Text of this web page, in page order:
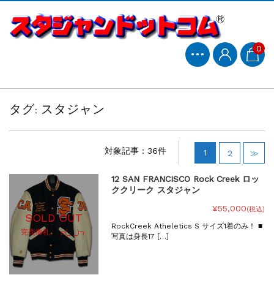
0
タグ:スタジャン
1 2 ≫
対象記事：36件
SOLD OUT
完売御礼 ┏(_ _)┓
12 SAN FRANCISCO Rock Creek ロッ
ククリーク スタジャン
¥55,000(税込)
RockCreek Atheletics S サイズ1着のみ！ ■
写真は身長17 […]